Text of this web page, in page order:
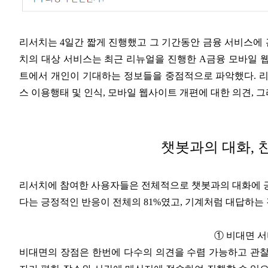
리서치는 4일간 짧게 진행했고 그 기간동안 금융 서비스
치의 대상 서비스는 최근 리뉴얼을 진행한 A금융 모바일
트에서 개인이 기대하는 정보들을 중점적으로 파악했다.
스 이용행태 및 인식, 모바일 웹사이트 개편에 대한 의견,
챗봇과의 대화,
리서치에 참여한 사용자들은 전체적으로 챗봇과의 대화
다는 긍정적인 반응이 전체의 81%였고, 기계처럼 대답하
① 비대면 서
비대면의 장점은 한번에 다수의 의견을 수렴 가능하고 관